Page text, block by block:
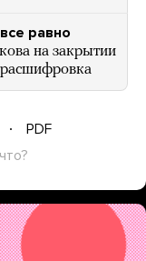
равно
на закрытии
расшифровка
PDF